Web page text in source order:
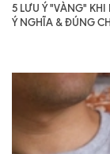
5 LƯU Ý "VÀNG" KHI
Ý NGHĨA & ĐÚNG